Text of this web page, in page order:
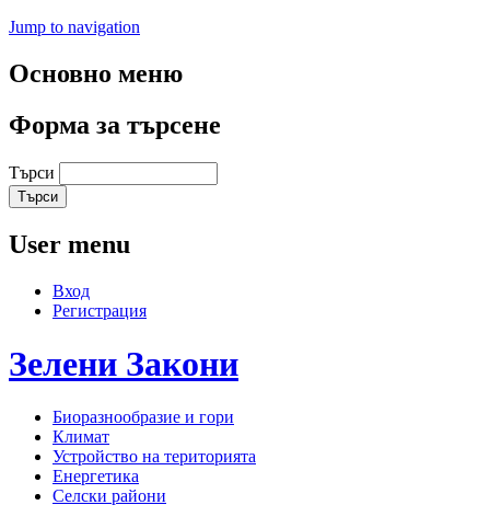
Jump to navigation
Основно меню
Форма за търсене
Търси
User menu
Вход
Регистрация
Зелени Закони
Биоразнообразие и гори
Климат
Устройство на територията
Енергетика
Селски райони